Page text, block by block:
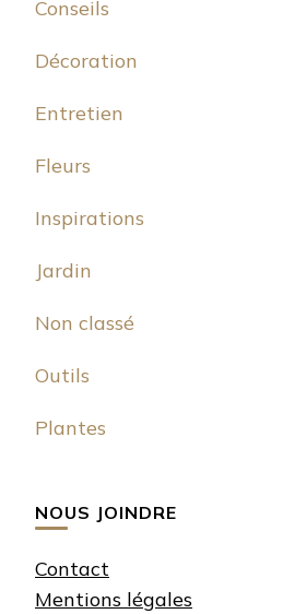
Conseils
Décoration
Entretien
Fleurs
Inspirations
Jardin
Non classé
Outils
Plantes
NOUS JOINDRE
Contact
Mentions légales